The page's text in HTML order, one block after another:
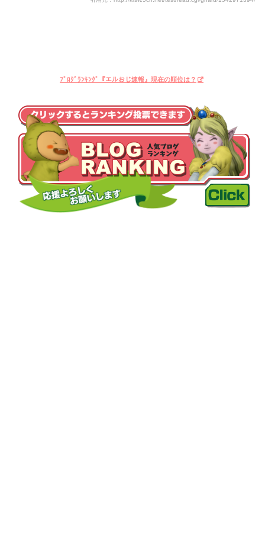
ﾌﾞﾛｸﾞﾗﾝｷﾝｸﾞ『エルおじ速報』現在の順位は？